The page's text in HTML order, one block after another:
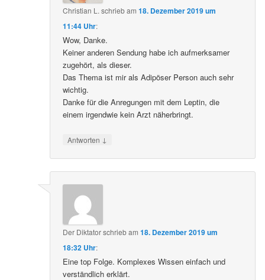
Christian L.schriebam18. Dezember 2019 um
11:44 Uhr:
Wow, Danke.
Keiner anderen Sendung habe ich aufmerksamer
zugehört, als dieser.
Das Thema ist mir als Adipöser Person auch sehr
wichtig.
Danke für die Anregungen mit dem Leptin, die
einem irgendwie kein Arzt näherbringt.
Antworten ↓
Der Diktatorschriebam18. Dezember 2019 um
18:32 Uhr:
Eine top Folge. Komplexes Wissen einfach und
verständlich erklärt.